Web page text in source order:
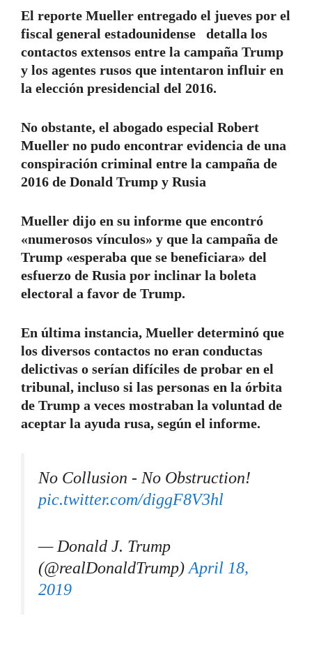
El reporte Mueller entregado el jueves por el
fiscal general estadounidense detalla los
contactos extensos entre la campaña Trump
y los agentes rusos que intentaron influir en
la elección presidencial del 2016.
No obstante, el abogado especial Robert
Mueller no pudo encontrar evidencia de una
conspiración criminal entre la campaña de
2016 de Donald Trump y Rusia
Mueller dijo en su informe que encontró
«numerosos vínculos» y que la campaña de
Trump «esperaba que se beneficiara» del
esfuerzo de Rusia por inclinar la boleta
electoral a favor de Trump.
En última instancia, Mueller determinó que
los diversos contactos no eran conductas
delictivas o serían difíciles de probar en el
tribunal, incluso si las personas en la órbita
de Trump a veces mostraban la voluntad de
aceptar la ayuda rusa, según el informe.
No Collusion - No Obstruction!
pic.twitter.com/diggF8V3hl
— Donald J. Trump
(@realDonaldTrump) April 18,
2019